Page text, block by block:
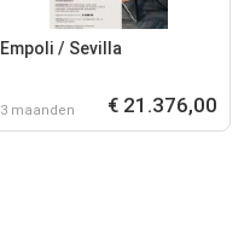
Empoli / Sevilla
3 maanden € 21.376,00